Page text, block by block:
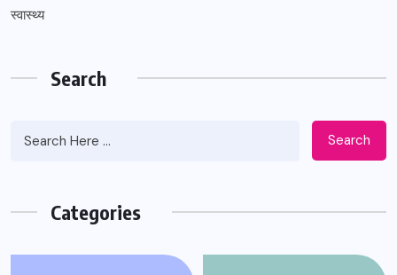
स्वास्थ्य
Search
Search
Categories